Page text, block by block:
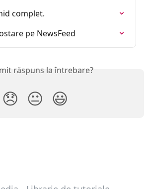
complet.
pe NewsFeed
răspuns la întrebare?
😞 😐 😃